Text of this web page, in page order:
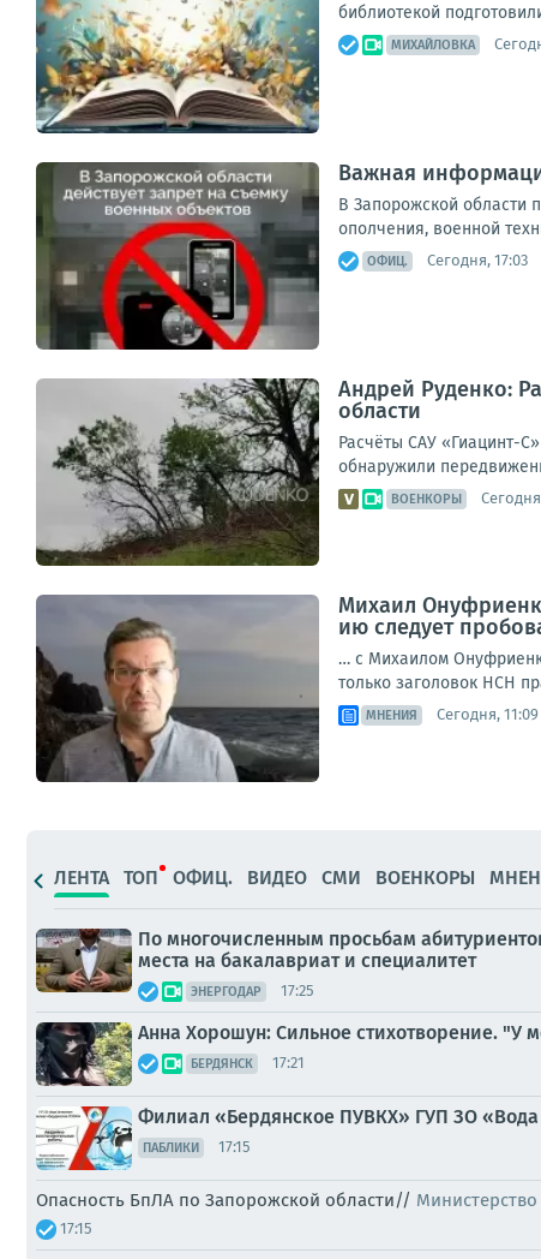
библиотекой
МИХАЙЛОВКА
Важная
В Запорожской области
ополчения, военной
ОФИЦ. Сегодня, 17:03
Андрей Руденко:
области
Расчёты САУ «Гиацинт-
обнаружили
ВОЕНКОРЫ
Михаил
ию следует
… с Михаилом
только заголовок НСН
МНЕНИЯ Сегодня, 11:09
ЛЕНТА ТОП ОФИЦ. ВИДЕО СМИ ВОЕНКОРЫ
По многочисленным просьбам
места на бакалавриат и специалитет
ЭНЕРГОДАР 17:25
Анна Хорошун: Сильное стихотворение. "У
БЕРДЯНСК 17:21
Филиал «Бердянское ПУВКХ» ГУП ЗО
ПАБЛИКИ 17:15
Опасность БпЛА по Запорожской области//
17:15